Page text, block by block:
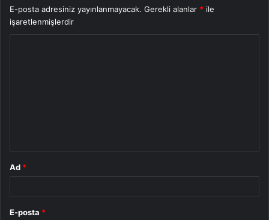
E-posta adresiniz yayınlanmayacak. Gerekli alanlar * ile
işaretlenmişlerdir
Ad *
E-posta *